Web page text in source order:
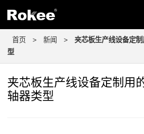
首页 > 新闻 >
夹芯板生产线设备定
型
夹芯板生产线设备定制用
轴器类型